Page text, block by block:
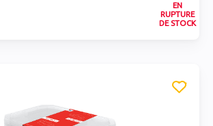
EN
RUPTURE
DE STOCK